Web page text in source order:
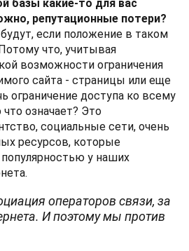
базы какие-то для вас
репутационные потери?
если положение в таком
что, учитывая
возможности ограничения
сайта - страницы или еще
ограничение доступа ко всему
что означает? Это
социальные сети, очень
ресурсов, которые
у наших
операторов связи, за
И поэтому мы против